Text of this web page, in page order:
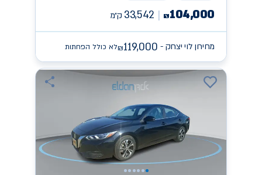
₪104,000
33,542 ק״מ
מחירון לוי יצחק - ₪119,000 לא כולל הפחתות